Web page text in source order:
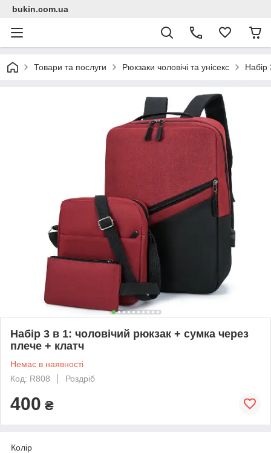
bukin.com.ua
Товари та послуги Рюкзаки чоловічі та унісекс Набір
Набір 3 в 1: чоловічий рюкзак + сумка через
плече + клатч
Немає в наявності
Код: R808
Роздріб
400 ₴
Колір